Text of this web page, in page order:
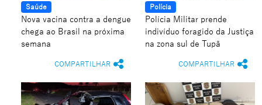
Saúde
Nova vacina contra a dengue
chega ao Brasil na próxima
semana
COMPARTILHAR
Polícia
Polícia Militar prende
indivíduo foragido da Justiça
na zona sul de Tupã
COMPARTILHAR